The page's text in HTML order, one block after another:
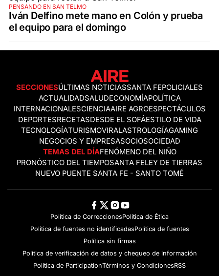
PENSANDO EN SAN TELMO
Iván Delfino mete mano en Colón y prueba
el equipo para el domingo
SECCIONESÚLTIMAS NOTICIASSANTA FEPOLICIALES
ACTUALIDADSALUDECONOMÍAPOLÍTICA
INTERNACIONALESCIENCIAAIRE AGROESPECTÁCULOS
DEPORTESRECETASDESDE EL SOFÁESTILO DE VIDA
TECNOLOGÍATURISMOVIRALASTROLOGÍAGAMING
NEGOCIOS Y EMPRESASOCIOSOCIEDAD
TEMAS DEL DÍAFENÓMENO DEL NIÑO
PRONÓSTICO DEL TIEMPOSANTA FELEY DE TIERRAS
NUEVO PUENTE SANTA FE - SANTO TOMÉ
Política de CorreccionesPolitica de Ética
Política de fuentes no identificadasPolítica de fuentes
Política sin firmas
Política de verificación de datos y chequeo de información
Politica de ParticipationTérminos y CondicionesRSS